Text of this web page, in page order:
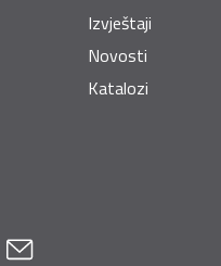
Izvještaji
Novosti
Katalozi